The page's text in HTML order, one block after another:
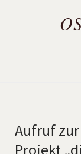
Aufruf
Projekt